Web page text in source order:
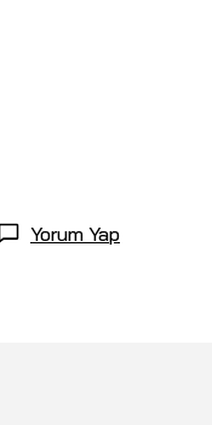
Yorum Yap